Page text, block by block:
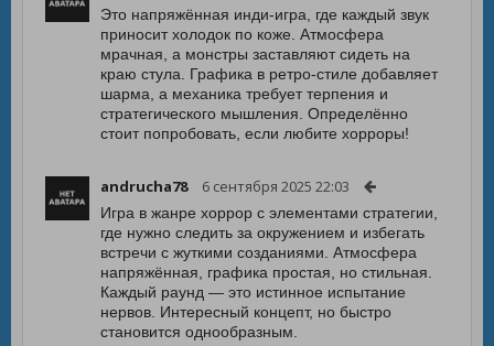
Это напряжённая инди-игра, где каждый звук
приносит холодок по коже. Атмосфера
мрачная, а монстры заставляют сидеть на
краю стула. Графика в ретро-стиле добавляет
шарма, а механика требует терпения и
стратегического мышления. Определённо
стоит попробовать, если любите хорроры!
andrucha78 6 сентября 2025 22:03
Игра в жанре хоррор с элементами стратегии,
где нужно следить за окружением и избегать
встречи с жуткими созданиями. Атмосфера
напряжённая, графика простая, но стильная.
Каждый раунд — это истинное испытание
нервов. Интересный концепт, но быстро
становится однообразным.